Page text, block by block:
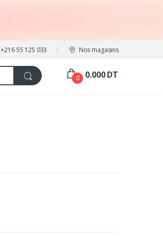
+216 55 125 033 Nos magasins
0 0.000 DT